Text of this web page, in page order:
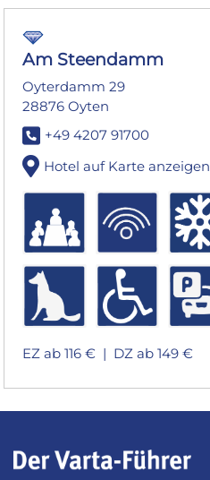
Am Steendamm
Oyterdamm 29
28876 Oyten
+49 4207 91700
Hotel auf Karte anzeigen
EZ ab 116 € | DZ ab 149 €